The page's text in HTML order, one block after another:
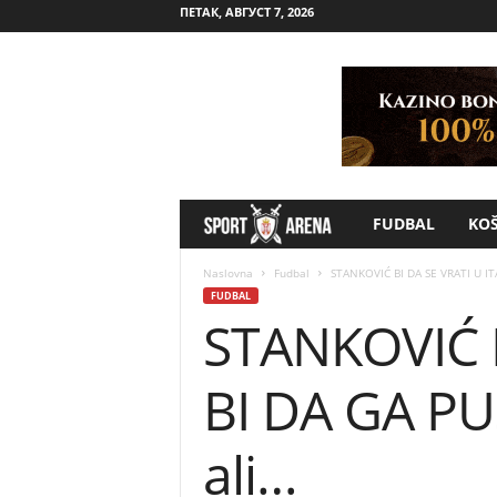
ПЕТАК, АВГУСТ 7, 2026
p
r
t
FUDBAL
Naslovna Fudbal STANKOVIĆ BI DA SE VRATI U
FUDBAL
STANKOVIĆ
BI DA GA
ali…